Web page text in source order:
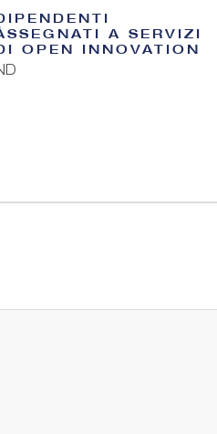
A SERVIZI
OPEN INNOVATION